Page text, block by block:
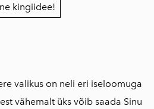
kingiidee!
valikus on neli eri iseloomuga
vähemalt üks võib saada Sinu